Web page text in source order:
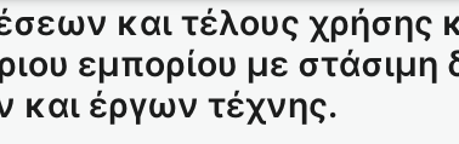
και τέλους χρήσης
εμπορίου με στάσιμη
έργων τέχνης.